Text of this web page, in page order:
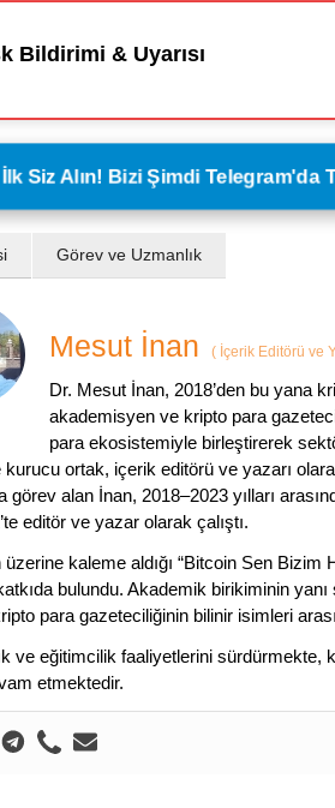
Bildirimi & Uyarısı
İlk Siz Alın! Bizi Şimdi Telegram'da
Görev ve Uzmanlık
Mesut İnan ( İçerik Editörü ve
Dr. Mesut İnan, 2018’den bu yana
akademisyen ve kripto para
para ekosistemiyle birleştirerek
kurucu ortak, içerik editörü ve yazarı
görev alan İnan, 2018–2023 yılları
editör ve yazar olarak çalıştı.
kaleme aldığı “Bitcoin Sen Bizim
bulundu. Akademik birikiminin
para gazeteciliğinin bilinir isimleri
ve eğitimcilik faaliyetlerini sürdürmekte,
etmektedir.